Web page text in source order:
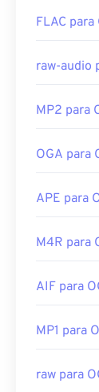
FLAC para
raw-audio
MP2 para
OGA para
APE para
M4R para
AIF para
MP1 para
raw para